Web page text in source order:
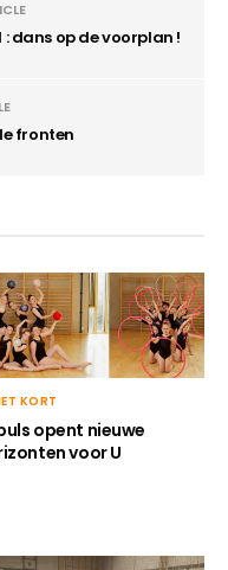
dans op de voorplan !
fronten
KORT
opent nieuwe
voor U